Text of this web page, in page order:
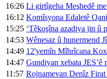
16:26 Li girtîgeha Meşhedê
16:12 Komîsyona Edaletê
15:25 ‘Têkoşîna azadiya jin û
14:53 Wênesaz û hunermend
14:49 12'yemîn Mîhrîcana
14:47 Gundiyan xebata JES’ê
11:57 Rojnamevan Denîz